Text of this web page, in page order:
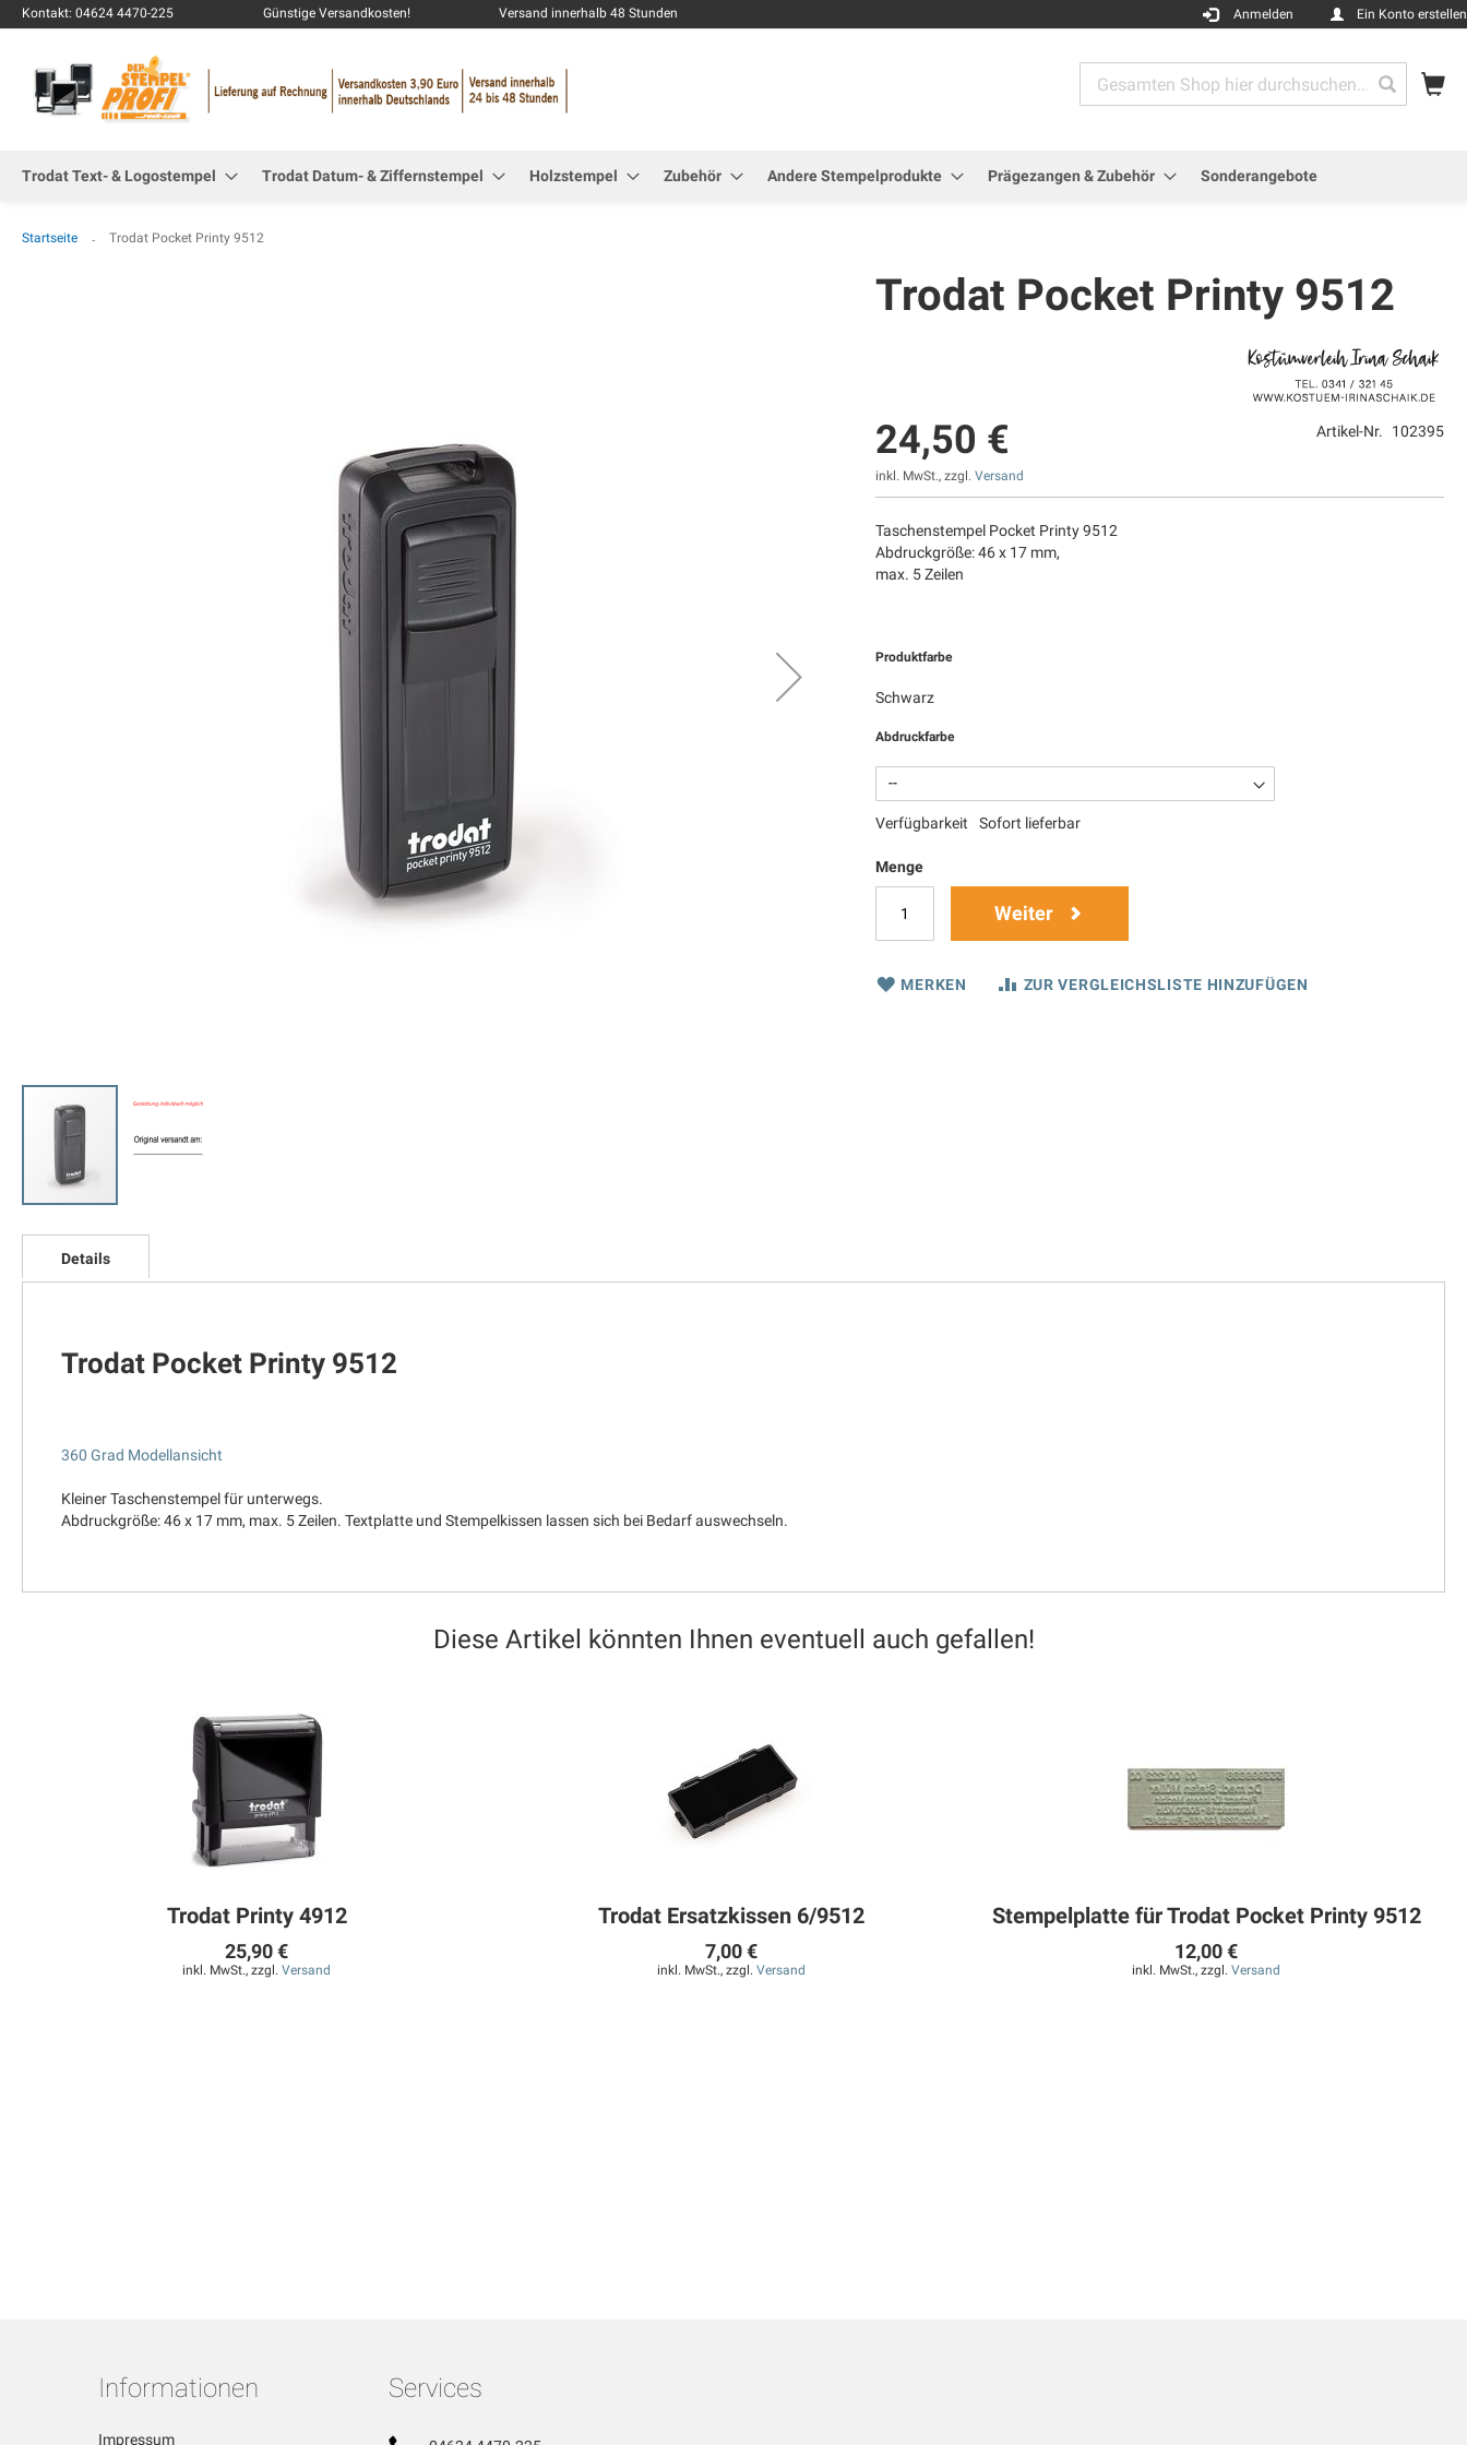
Kontakt: 04624 4470-225 Günstige Versandkosten! Versand innerhalb 48 Stunden Anmelden Ein Konto erstellen
Search
Trodat Text- & Logostempel Trodat Datum- & Ziffernstempel Holzstempel Zubehör Andere Stempelprodukte Prägezangen & Zubehör Sonderangebote
Startseite Trodat Pocket Printy 9512
Anfang
Bildgalerie
Trodat Pocket Printy 9512
24,50 €
inkl. MwSt., zzgl.Versand
Artikel-Nr. 102395
Taschenstempel Pocket Printy 9512
Abdruckgröße: 46 x 17 mm,
max. 5 Zeilen
Produktfarbe
Schwarz
Abdruckfarbe
Verfügbarkeit Sofort lieferbar
Menge
Weiter
MERKEN ZUR VERGLEICHSLISTE HINZUFÜGEN
Details
Trodat Pocket Printy 9512
360 Grad Modellansicht
Kleiner Taschenstempel für unterwegs.
Abdruckgröße: 46 x 17 mm, max. 5 Zeilen. Textplatte und Stempelkissen lassen sich bei Bedarf auswechseln.
Diese Artikel könnten Ihnen eventuell auch gefallen!
Trodat Printy 4912
25,90 €
inkl. MwSt., zzgl.Versand
Trodat Ersatzkissen 6/9512
7,00 €
inkl. MwSt., zzgl.Versand
Stempelplatte für Trodat Pocket Printy 9512
12,00 €
inkl. MwSt., zzgl.Versand
Informationen
Impressum
Services